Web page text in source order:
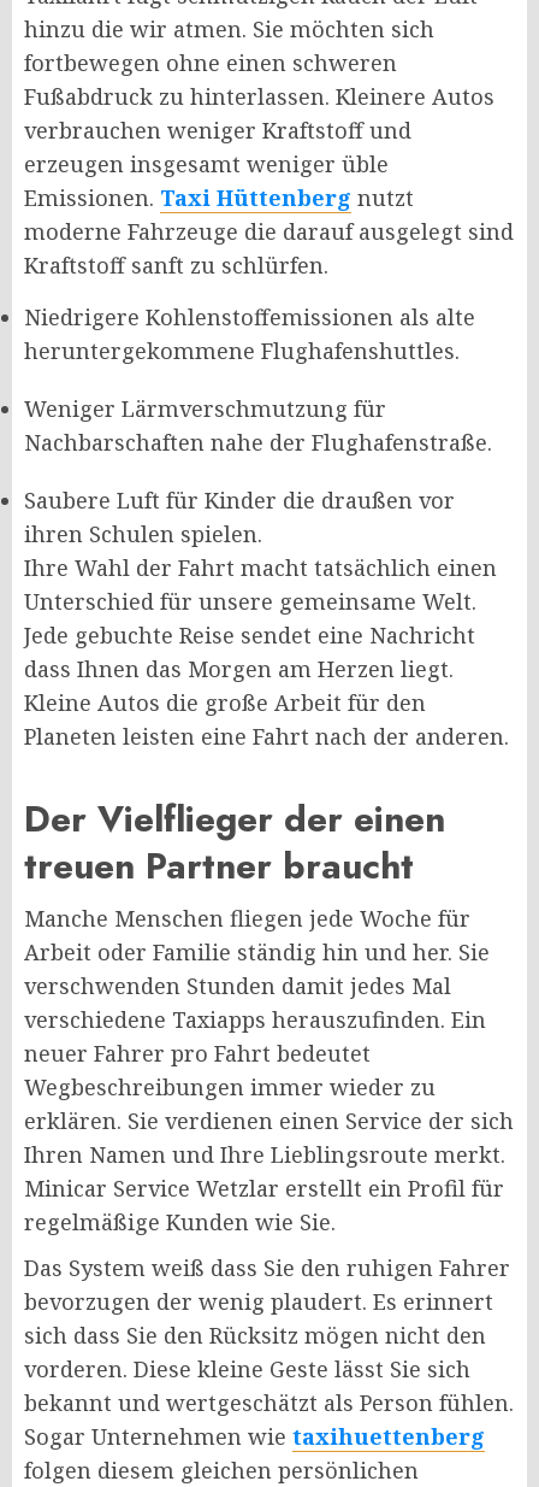
hinzu die wir atmen. Sie möchten sich
fortbewegen ohne einen schweren
Fußabdruck zu hinterlassen. Kleinere Autos
verbrauchen weniger Kraftstoff und
erzeugen insgesamt weniger üble
Emissionen. Taxi Hüttenberg nutzt
moderne Fahrzeuge die darauf ausgelegt sind
Kraftstoff sanft zu schlürfen.
Niedrigere Kohlenstoffemissionen als alte
heruntergekommene Flughafenshuttles.
Weniger Lärmverschmutzung für
Nachbarschaften nahe der Flughafenstraße.
Saubere Luft für Kinder die draußen vor
ihren Schulen spielen.
Ihre Wahl der Fahrt macht tatsächlich einen
Unterschied für unsere gemeinsame Welt.
Jede gebuchte Reise sendet eine Nachricht
dass Ihnen das Morgen am Herzen liegt.
Kleine Autos die große Arbeit für den
Planeten leisten eine Fahrt nach der anderen.
Der Vielflieger der einen
treuen Partner braucht
Manche Menschen fliegen jede Woche für
Arbeit oder Familie ständig hin und her. Sie
verschwenden Stunden damit jedes Mal
verschiedene Taxiapps herauszufinden. Ein
neuer Fahrer pro Fahrt bedeutet
Wegbeschreibungen immer wieder zu
erklären. Sie verdienen einen Service der sich
Ihren Namen und Ihre Lieblingsroute merkt.
Minicar Service Wetzlar erstellt ein Profil für
regelmäßige Kunden wie Sie.
Das System weiß dass Sie den ruhigen Fahrer
bevorzugen der wenig plaudert. Es erinnert
sich dass Sie den Rücksitz mögen nicht den
vorderen. Diese kleine Geste lässt Sie sich
bekannt und wertgeschätzt als Person fühlen.
Sogar Unternehmen wie taxihuettenberg
folgen diesem gleichen persönlichen